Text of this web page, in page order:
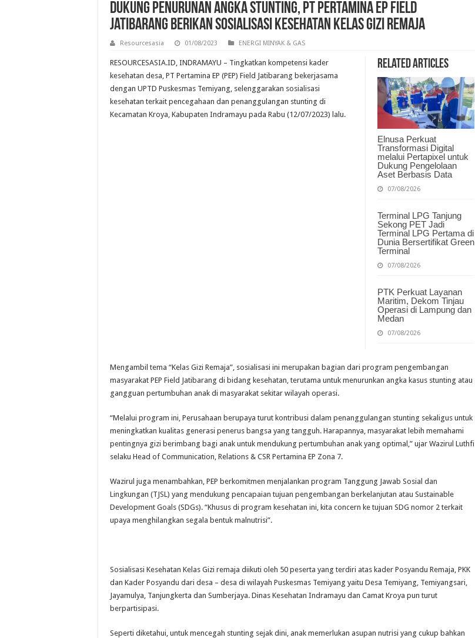
Dukung Penurunan Angka Stunting, PT Pertamina EP Field
Jatibarang Berikan Sosialisasi Kesehatan Kelas Gizi Remaja
Resourcesasia 01/08/2023 ENERGI MINYAK & GAS
Related Articles
Elnusa Perkuat
Transformasi Digital
melalui Pertapixel untuk
Dukung Pengelolaan
Aset Berbasis Data
07/08/2026
Terminal LPG Tanjung
Sekong PET Jadi
Terminal LPG Pertama di
Dunia Bersertifikat Green
Terminal
07/08/2026
PTK Perkuat Layanan
Maritim, Dekom Tinjau
Operasi di Lampung dan
Medan
07/08/2026
RESOURCESASIA.ID, INDRAMAYU – Tingkatkan kompetensi kader
kesehatan desa, PT Pertamina EP (PEP) Field Jatibarang bekerjasama
dengan UPTD Puskesmas Temiyang, selenggarakan sosialisasi
kesehatan terkait pencegahaan dan penanggulangan stunting di
Kecamatan Kroya, Kabupaten Indramayu pada Rabu (12/07/2023) lalu.
Mengambil tema “Kelas Gizi Remaja”, sosialisasi ini merupakan bagian dari program pengembangan
masyarakat PEP Field Jatibarang di bidang kesehatan, terutama untuk menurunkan angka kasus stunting atau
gangguan pertumbuhan anak di masyarakat sekitar wilayah operasi.
“Melalui program ini, Perusahaan berupaya turut kontribusi dalam penanggulangan stunting sekaligus untuk
meningkatkan kualitas generasi penerus bangsa yang tangguh. Harapannya, masyarakat lebih memahami
pentingnya gizi berimbang bagi anak untuk mendukung pertumbuhan anak yang optimal,” ujar Wazirul Luthfi
selaku Head of Communication, Relations & CSR Pertamina EP Zona 7.
Wazirul juga menambahkan, PEP berkomitmen menjalankan program Tanggung Jawab Sosial dan
Lingkungan (TJSL) yang mendukung pencapaian tujuan pengembangan berkelanjutan atau Sustainable
Development Goals (SDGs). “Khusus di program kesehatan ini, kita concern ke tujuan SDG nomor 2 terkait
upaya menghilangkan segala bentuk malnutrisi”.
Sosialisasi Kesehatan Kelas Gizi remaja diikuti oleh 50 peserta yang terdiri atas kader Posyandu Remaja, PKK
dan Kader Posyandu dari desa – desa di wilayah Puskesmas Temiyang yaitu Desa Temiyang, Temiyangsari,
Jayamulya, Tanjungkerta dan Sumberjaya. Dinas Kesehatan Indramayu dan Camat Kroya pun turut
berpartisipasi.
Seperti diketahui, untuk mencegah stunting sejak dini, anak memerlukan asupan nutrisi yang cukup bahkan